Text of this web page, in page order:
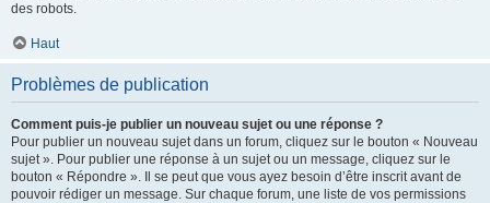
des robots.
Haut
Problèmes de publication
Comment puis-je publier un nouveau sujet ou une réponse ?
Pour publier un nouveau sujet dans un forum, cliquez sur le bouton « Nouveau
sujet ». Pour publier une réponse à un sujet ou un message, cliquez sur le
bouton « Répondre ». Il se peut que vous ayez besoin d’être inscrit avant de
pouvoir rédiger un message. Sur chaque forum, une liste de vos permissions